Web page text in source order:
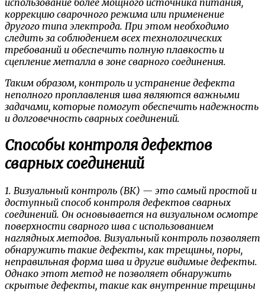
коррекцию сварочного режима или применение
другого типа электрода. При этом необходимо
следить за соблюдением всех технологических
требований и обеспечить полную плавкость и
сцепление металла в зоне сварного соединения.
Таким образом, контроль и устранение дефекта
неполного проплавления шва являются важными
задачами, которые помогут обеспечить надежность
и долговечность сварных соединений.
Способы контроля дефектов
сварных соединений
1. Визуальный контроль (ВК) — это самый простой и
доступный способ контроля дефектов сварных
соединений. Он основывается на визуальном осмотре
поверхности сварного шва с использованием
наглядных методов. Визуальный контроль позволяет
обнаружить такие дефекты, как трещины, поры,
неправильная форма шва и другие видимые дефекты.
Однако этот метод не позволяет обнаружить
скрытые дефекты, такие как внутренние трещины